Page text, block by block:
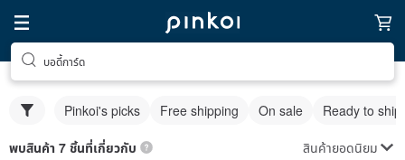
บอดี้การ์ด
Pinkoi's picks Free shipping On sale Ready to ship
พบสินค้า 7 ชิ้นที่เกี่ยวกับ สินค้ายอดนิยม